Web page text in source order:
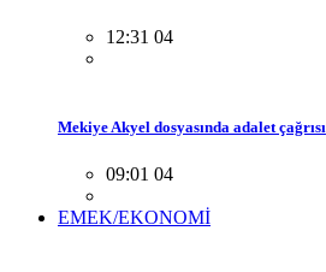
12:31 04
Mekiye Akyel dosyasında adalet çağrısı
09:01 04
EMEK/EKONOMİ